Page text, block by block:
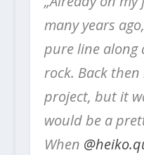
many years
pure line along
rock. Back
project, but it
would be a
When